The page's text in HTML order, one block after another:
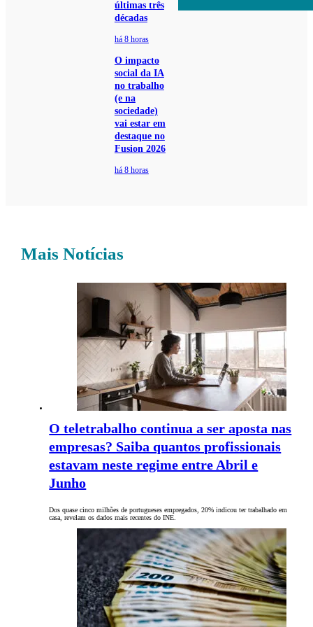
últimas três
décadas
há 8 horas
O impacto
social da IA
no trabalho
(e na
sociedade)
vai estar em
destaque no
Fusion 2026
há 8 horas
Mais Notícias
O teletrabalho continua a ser aposta nas
empresas? Saiba quantos profissionais
estavam neste regime entre Abril e
Junho
Dos quase cinco milhões de portugueses empregados, 20% indicou ter trabalhado em
casa, revelam os dados mais recentes do INE.